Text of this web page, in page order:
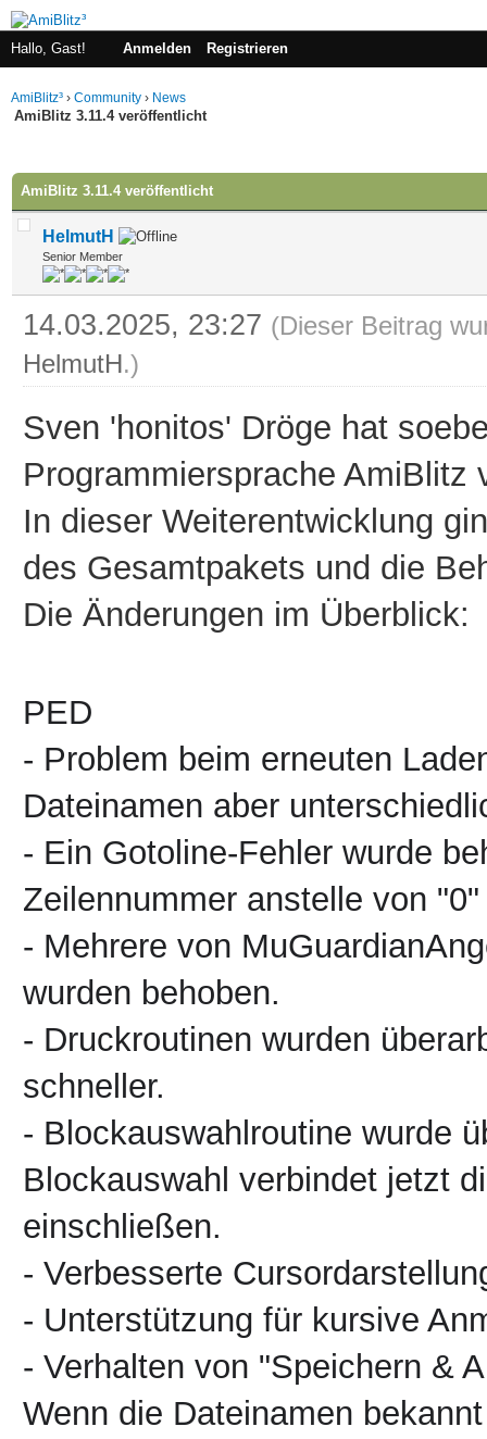
Hallo, Gast! Anmelden Registrieren
AmiBlitz³ › Community › News
AmiBlitz 3.11.4 veröffentlicht
AmiBlitz 3.11.4 veröffentlicht
HelmutH
Senior Member
14.03.2025, 23:27 (Dieser Beitrag
HelmutH.)
Sven 'honitos' Dröge hat s
Programmiersprache
In dieser Weiterentwicklung
des Gesamtpakets und die
Die Änderungen im Überblick:
PED
- Problem beim erneuten
Dateinamen aber
- Ein Gotoline-Fehler wurde
Zeilennummer anstelle von
- Mehrere von
wurden behoben.
- Druckroutinen wurden
schneller.
- Blockauswahlroutine wurde
Blockauswahl verbindet jetzt
einschließen.
- Verbesserte
- Unterstützung für kursive
- Verhalten von "Speichern &
Wenn die Dateinamen